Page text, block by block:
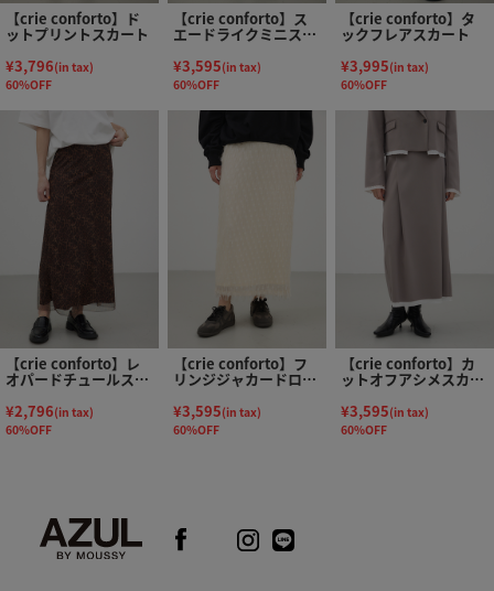
【crie conforto】ド
ットプリントスカート
¥3,796(in tax)
60%OFF
【crie conforto】ス
エードライクミニスカ
¥3,595(in tax)
60%OFF
【crie conforto】タ
ックフレアスカート
¥3,995(in tax)
60%OFF
【crie conforto】レ
オパードチュールスカ
ート
¥2,796(in tax)
60%OFF
【crie conforto】フ
リンジジャカードロン
グスカート
¥3,595(in tax)
60%OFF
【crie conforto】カ
ットオフアシメスカー
ト
¥3,595(in tax)
60%OFF